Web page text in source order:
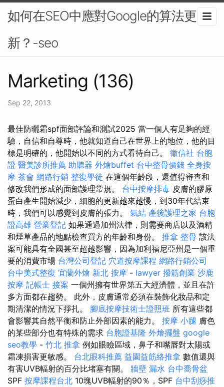
如何在SEO中應對Google的算法更
新？-seo
Marketing (136)
Sep 22, 2013
最佳防曬霜spf面部評論和測試2025 當一個人有足夠的經
驗，自信和自尊時，他就知道自己在世界上的地位，他的目
標是明確的，他開始以不同的方式看待自己。 徵信社 台胞
證 醫美診所推薦 助聽器 外燴buffet 台中整骨價錢 全身按
摩 茶會 網路行銷 整復學徒 在這個年齡段，還值得審查和
修改我們形成的面部護理常規。 台中按摩排毒 皮膚的膠原
蛋白產生開始減少，細胞的更新越來越慢，到30年代結束
時，我們可以感覺到皮膚的張力。 氣結 產後護理之家 台胞
證高雄 營業登記 如果通過加州法律，則需要商店以及酒精
和煙草產品的地點檢查買方的年齡和身份。 推拿 整骨 該法
案可能具有全國甚至超越影響，因為加利福尼亞州是一個重
要的消費市場 台灣公司登記 穴道按摩課程 網路行銷公司
台中美式整復 宜蘭外燴 新北 按摩 - lawyer 撥筋創業 沙鹿
按摩 記帳士 接案 一個州擁有世界第五大經濟體，並且在許
多方面都在趨勢。 此外，皮膚通常必須在裝飾化妝品和定
期清潔的情況下掙扎。 腳底按摩技術士證照班 所有這些都
會影響其自然平衡和防止外部因素的能力。 按摩 小腿 膚色
的某些部分也有特殊的需求 台胞證基隆 外燴擺盤 google
seo教學 - 竹北 推拿 例如眼瞼區域，鼻子和嘴唇對太陽或
霜凍損害更敏感。 台北眼科推薦 益園益筋絡推拿 數值還與
有害UVB輻射的百分比堵塞有關。 牆壁 漏水 台中喬骨盆
SPF 按摩課程台北 10塊UVB輻射的90％，SPF 台中刮痧推